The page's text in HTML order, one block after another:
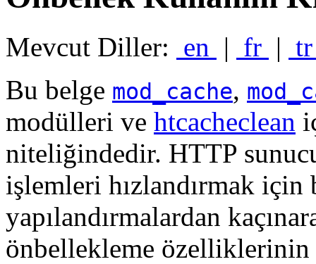
Mevcut Diller: en | fr |
Bu belge mod_cache,
modülleri ve htcacheclean
niteliğindedir. HTTP
işlemleri hızlandırmak
yapılandırmalardan
önbellekleme özelliklerinin